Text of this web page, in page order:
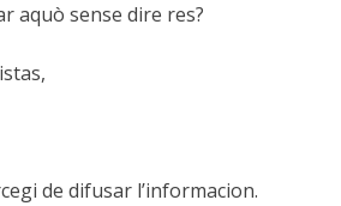
aquò sense dire res?
de difusar l’informacion.